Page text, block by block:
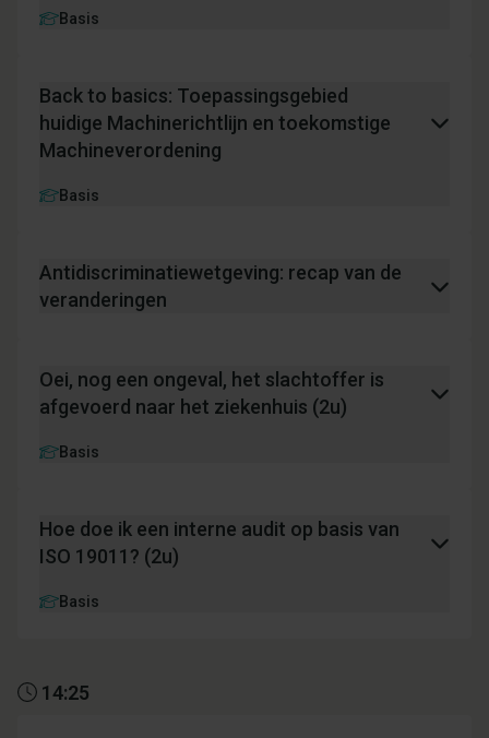
Basis
Back to basics: Toepassingsgebied
huidige Machinerichtlijn en toekomstige
Machineverordening
Basis
Antidiscriminatiewetgeving: recap van de
veranderingen
Oei, nog een ongeval, het slachtoffer is
afgevoerd naar het ziekenhuis (2u)
Basis
Hoe doe ik een interne audit op basis van
ISO 19011? (2u)
Basis
14:25